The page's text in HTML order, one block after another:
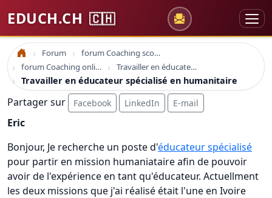
EDUCH.CH 🇨🇭
Accueil Forum
forum Coaching scolaire
forum Coaching online formation professionelle emploi education
Travailler en éducateur spécialisé en humanitaire
Travailler en éducateur spécialisé en humanitaire
Partager sur Facebook LinkedIn E-mail
Eric
Bonjour, Je recherche un poste d'éducateur spécialisé
pour partir en mission humaniataire afin de pouvoir
avoir de l'expérience en tant qu'éducateur. Actuellment
les deux missions que j'ai réalisé était l'une en Ivoire